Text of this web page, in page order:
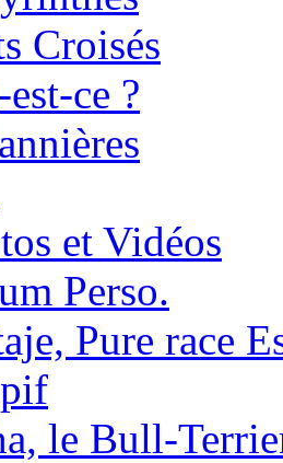
Croisés
ce ?
et Vidéos
Perso.
Pure race
le Bull-